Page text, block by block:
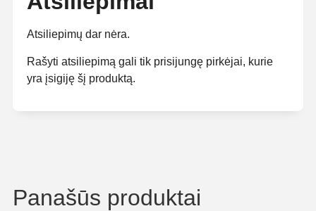
Atsiliepimų dar nėra.
Rašyti atsiliepimą gali tik prisijungę pirkėjai, kurie
yra įsigiję šį produktą.
Panašūs produktai